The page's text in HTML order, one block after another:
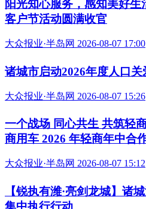
态标杆榜单
大众报业·半岛网 2026-08-07 17:22
客户节活动圆满收官
大众报业·半岛网 2026-08-07 17:00